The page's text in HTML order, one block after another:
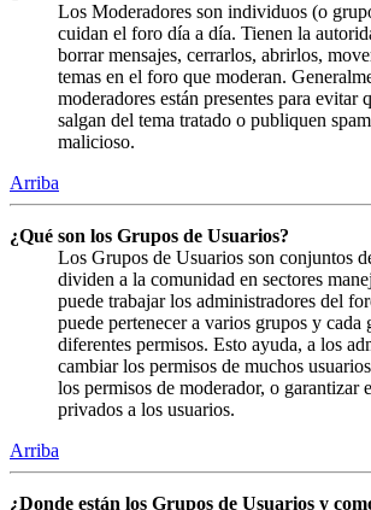
Los Moderadores son individuos (o
cuidan el foro día a día. Tienen la
borrar mensajes, cerrarlos, abrirlos,
temas en el foro que moderan.
moderadores están presentes para evitar
salgan del tema tratado o publiquen
malicioso.
Arriba
¿Qué son los Grupos de Usuarios?
Los Grupos de Usuarios son conjuntos
dividen a la comunidad en sectores
puede trabajar los administradores del
puede pertenecer a varios grupos y cada
diferentes permisos. Esto ayuda, a los
cambiar los permisos de muchos
los permisos de moderador, o garantizar
privados a los usuarios.
Arriba
¿Donde están los Grupos de Usuarios y